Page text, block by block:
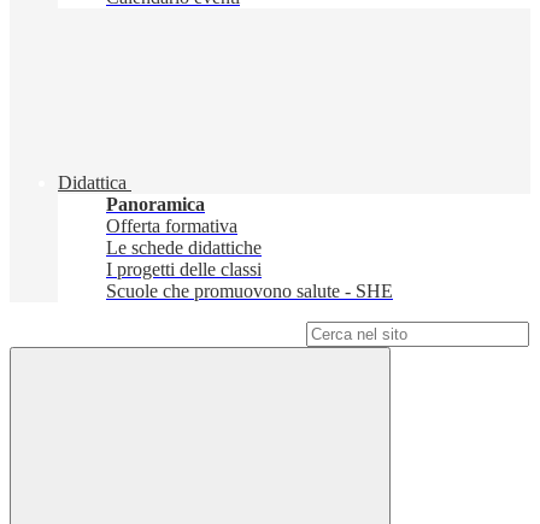
Didattica
Panoramica
Offerta formativa
Le schede didattiche
I progetti delle classi
Scuole che promuovono salute - SHE